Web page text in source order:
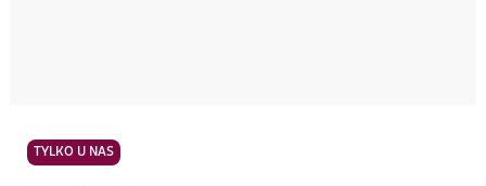
TYLKO U NAS